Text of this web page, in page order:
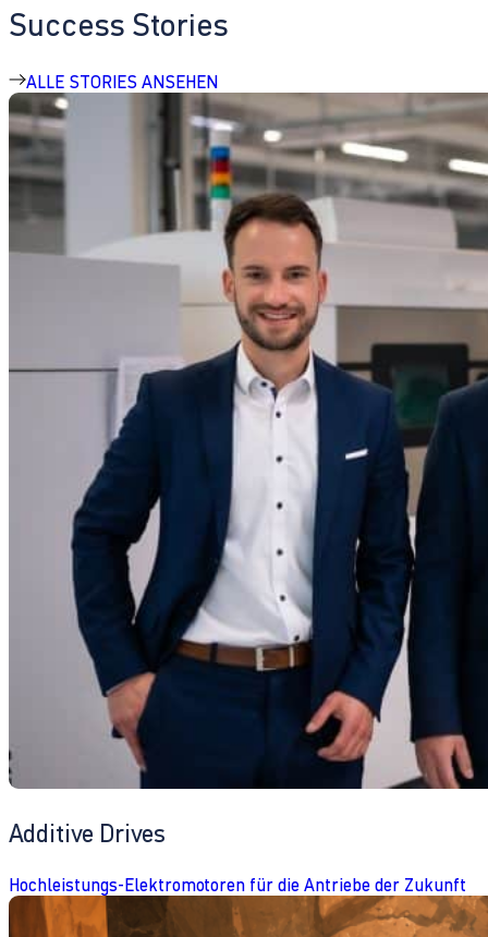
Success Stories
ALLE STORIES ANSEHEN
Additive Drives
Hochleistungs-Elektromotoren für die Antriebe der Zukunft